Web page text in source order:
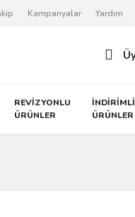
Kampanyalar Yardım
REVİZYONLU
ÜRÜNLER
İNDİRİMLİ
ÜRÜNLER